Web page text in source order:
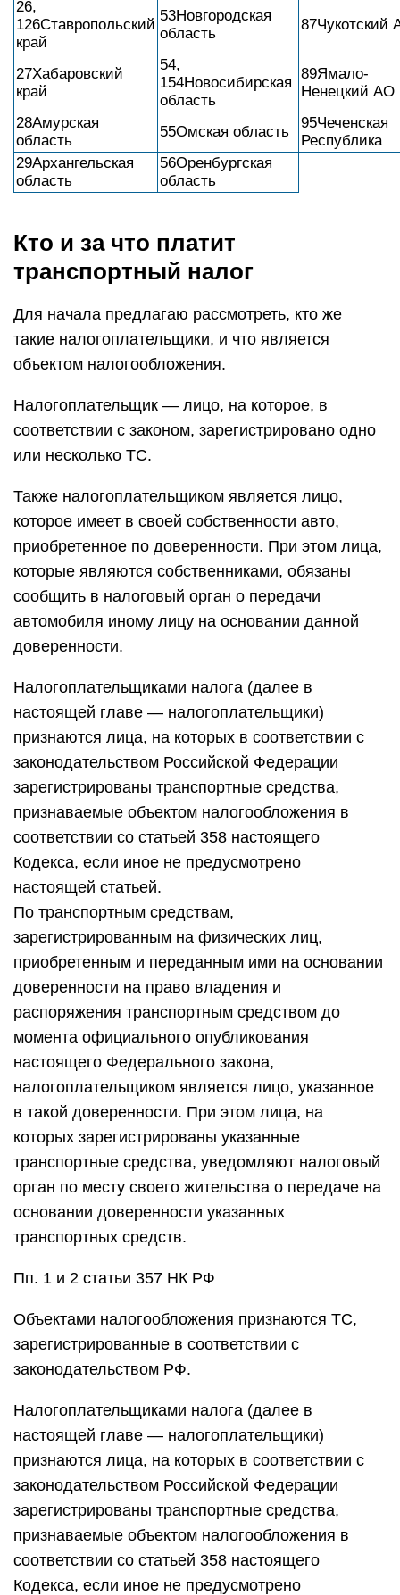
26,
126Ставропольский
край
53Новгородская
область
87Чукотский
27Хабаровский
край
54,
154Новосибирская
область
89Ямало-
Ненецкий АО
28Амурская
область
55Омская область
95Чеченская
Республика
29Архангельская
область
56Оренбургская
область
Кто и за что платит
транспортный налог
Для начала предлагаю рассмотреть, кто же
такие налогоплательщики, и что является
объектом налогообложения.
Налогоплательщик — лицо, на которое, в
соответствии с законом, зарегистрировано одно
или несколько ТС.
Также налогоплательщиком является лицо,
которое имеет в своей собственности авто,
приобретенное по доверенности. При этом лица,
которые являются собственниками, обязаны
сообщить в налоговый орган о передачи
автомобиля иному лицу на основании данной
доверенности.
Налогоплательщиками налога (далее в
настоящей главе — налогоплательщики)
признаются лица, на которых в соответствии с
законодательством Российской Федерации
зарегистрированы транспортные средства,
признаваемые объектом налогообложения в
соответствии со статьей 358 настоящего
Кодекса, если иное не предусмотрено
настоящей статьей.
По транспортным средствам,
зарегистрированным на физических лиц,
приобретенным и переданным ими на основании
доверенности на право владения и
распоряжения транспортным средством до
момента официального опубликования
настоящего Федерального закона,
налогоплательщиком является лицо, указанное
в такой доверенности. При этом лица, на
которых зарегистрированы указанные
транспортные средства, уведомляют налоговый
орган по месту своего жительства о передаче на
основании доверенности указанных
транспортных средств.
Пп. 1 и 2 статьи 357 НК РФ
Объектами налогообложения признаются ТС,
зарегистрированные в соответствии с
законодательством РФ.
Налогоплательщиками налога (далее в
настоящей главе — налогоплательщики)
признаются лица, на которых в соответствии с
законодательством Российской Федерации
зарегистрированы транспортные средства,
признаваемые объектом налогообложения в
соответствии со статьей 358 настоящего
Кодекса, если иное не предусмотрено